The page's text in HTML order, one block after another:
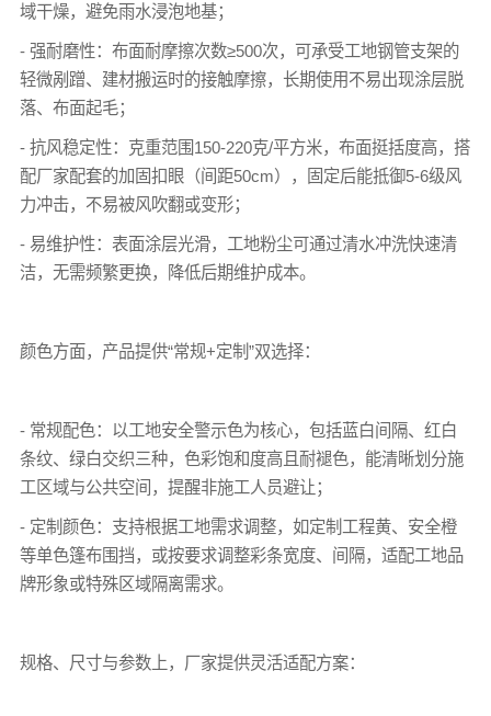
域干燥，避免雨水浸泡地基；
- 强耐磨性：布面耐摩擦次数≥500次，可承受工地钢管支架的
轻微剐蹭、建材搬运时的接触摩擦，长期使用不易出现涂层脱
落、布面起毛；
- 抗风稳定性：克重范围150-220克/平方米，布面挺括度高，搭
配厂家配套的加固扣眼（间距50cm），固定后能抵御5-6级风
力冲击，不易被风吹翻或变形；
- 易维护性：表面涂层光滑，工地粉尘可通过清水冲洗快速清
洁，无需频繁更换，降低后期维护成本。
颜色方面，产品提供“常规+定制”双选择：
- 常规配色：以工地安全警示色为核心，包括蓝白间隔、红白
条纹、绿白交织三种，色彩饱和度高且耐褪色，能清晰划分施
工区域与公共空间，提醒非施工人员避让；
- 定制颜色：支持根据工地需求调整，如定制工程黄、安全橙
等单色篷布围挡，或按要求调整彩条宽度、间隔，适配工地品
牌形象或特殊区域隔离需求。
规格、尺寸与参数上，厂家提供灵活适配方案：